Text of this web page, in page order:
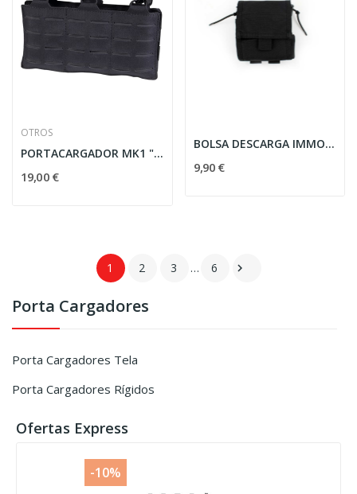
Porta Cargadores
Porta Cargadores Tela
Porta Cargadores Rígidos
Ofertas Express
-10%
OTROS
PORTACARGADOR MK1 "DAGGER" CORSO TRIPLE C/...
19,00 €
BOLSA DESCARGA IMMORTAL PLEGABLE NEGRA
9,90 €
1 2 3 … 6 